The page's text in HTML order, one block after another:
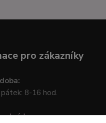
pro zákazníky
8-16 hod.